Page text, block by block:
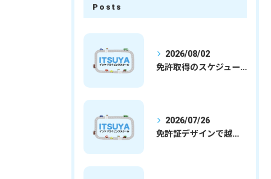
Posts
2026/08/02
免許取得のスケジュールを徹底解説学生社会人の通学合宿別プランで最短取得のコツ
2026/07/26
免許証デザインで越谷市愛を表現する埼玉県さいたま市越谷市の免許取得完全ガイド